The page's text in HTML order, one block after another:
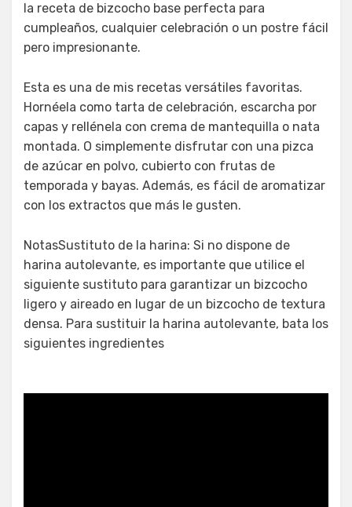
la receta de bizcocho base perfecta para
cumpleaños, cualquier celebración o un postre fácil
pero impresionante.
Esta es una de mis recetas versátiles favoritas.
Hornéela como tarta de celebración, escarcha por
capas y rellénela con crema de mantequilla o nata
montada. O simplemente disfrutar con una pizca
de azúcar en polvo, cubierto con frutas de
temporada y bayas. Además, es fácil de aromatizar
con los extractos que más le gusten.
NotasSustituto de la harina: Si no dispone de
harina autolevante, es importante que utilice el
siguiente sustituto para garantizar un bizcocho
ligero y aireado en lugar de un bizcocho de textura
densa. Para sustituir la harina autolevante, bata los
siguientes ingredientes